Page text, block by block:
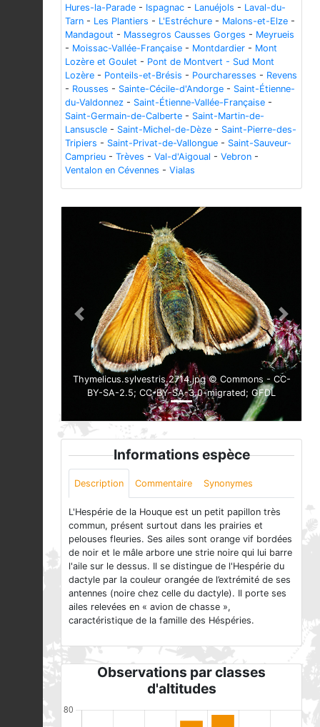
Hures-la-Parade - Ispagnac - Lanuéjols - Laval-du-
Tarn - Les Plantiers - L'Estréchure - Malons-et-Elze -
Mandagout - Massegros Causses Gorges - Meyrueis
- Moissac-Vallée-Française - Montdardier - Mont
Lozère et Goulet - Pont de Montvert - Sud Mont
Lozère - Ponteils-et-Brésis - Pourcharesses - Revens
- Rousses - Sainte-Cécile-d'Andorge - Saint-Étienne-
du-Valdonnez - Saint-Étienne-Vallée-Française -
Saint-Germain-de-Calberte - Saint-Martin-de-
Lansuscle - Saint-Michel-de-Dèze - Saint-Pierre-des-
Tripiers - Saint-Privat-de-Vallongue - Saint-Sauveur-
Camprieu - Trèves - Val-d'Aigoual - Vebron -
Ventalon en Cévennes - Vialas
Thymelicus.sylvestris.2714.jpg © Commons - CC-
BY-SA-2.5; CC-BY-SA-3.0-migrated; GFDL
Previous Next
Informations espèce
Description Commentaire Synonymes
L'Hespérie de la Houque est un petit papillon très
commun, présent surtout dans les prairies et
pelouses fleuries. Ses ailes sont orange vif bordées
de noir et le mâle arbore une strie noire qui lui barre
l'aile sur le dessus. Il se distingue de l'Hespérie du
dactyle par la couleur orangée de l’extrémité de ses
antennes (noire chez celle du dactyle). Il porte ses
ailes relevées en « avion de chasse »,
caractéristique de la famille des Héspéries.
Observations par classes
d'altitudes